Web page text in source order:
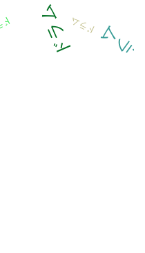
ド
ラ
ドラム
ドラム
ドラム